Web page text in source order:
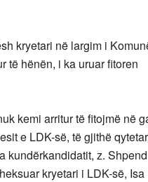
kryetari në largim i
të hënën, i ka uruar fitoren
kemi arritur të fitojmë në
e LDK-së, të gjithë
kundërkandidatit, z. Shpend
kryetari i LDK-së, Isa